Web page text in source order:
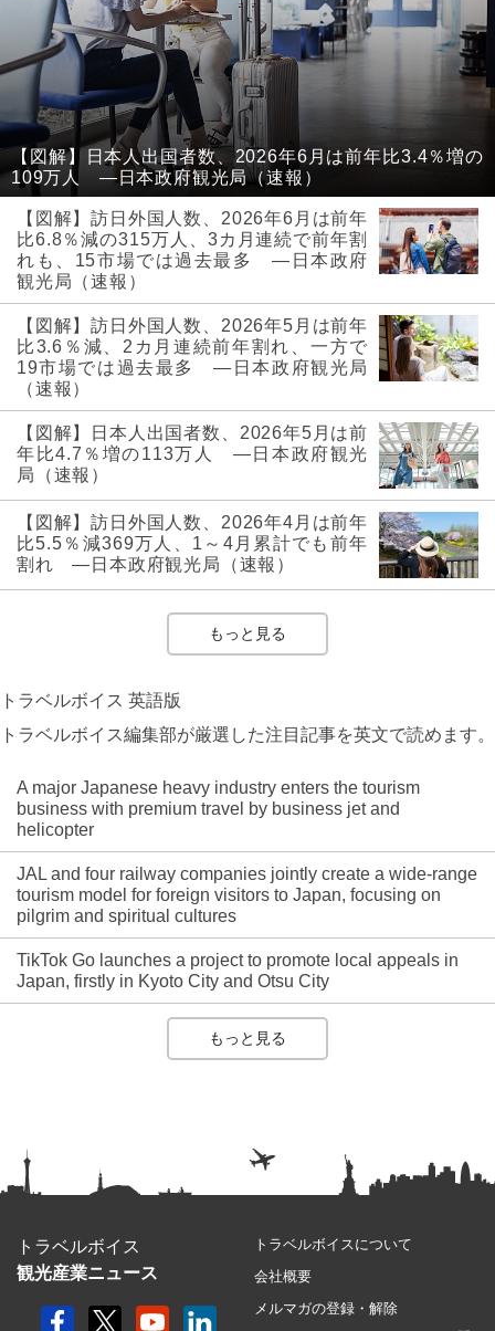
【図解】日本人出国者数、2026年6月は前年比3.4％増の
109万人 ―日本政府観光局（速報）
【図解】訪日外国人数、2026年6月は前年
比6.8％減の315万人、3カ月連続で前年割
れも、15市場では過去最多 ―日本政府
観光局（速報）
【図解】訪日外国人数、2026年5月は前年
比3.6％減、2カ月連続前年割れ、一方で
19市場では過去最多 ―日本政府観光局
（速報）
【図解】日本人出国者数、2026年5月は前
年比4.7％増の113万人 ―日本政府観光
局（速報）
【図解】訪日外国人数、2026年4月は前年
比5.5％減369万人、1～4月累計でも前年
割れ ―日本政府観光局（速報）
もっと見る
トラベルボイス 英語版
トラベルボイス編集部が厳選した注目記事を英文で読めます。
A major Japanese heavy industry enters the tourism
business with premium travel by business jet and
helicopter
JAL and four railway companies jointly create a wide-range
tourism model for foreign visitors to Japan, focusing on
pilgrim and spiritual cultures
TikTok Go launches a project to promote local appeals in
Japan, firstly in Kyoto City and Otsu City
もっと見る
トラベルボイス
観光産業ニュース
トラベルボイスについて
会社概要
メルマガの登録・解除